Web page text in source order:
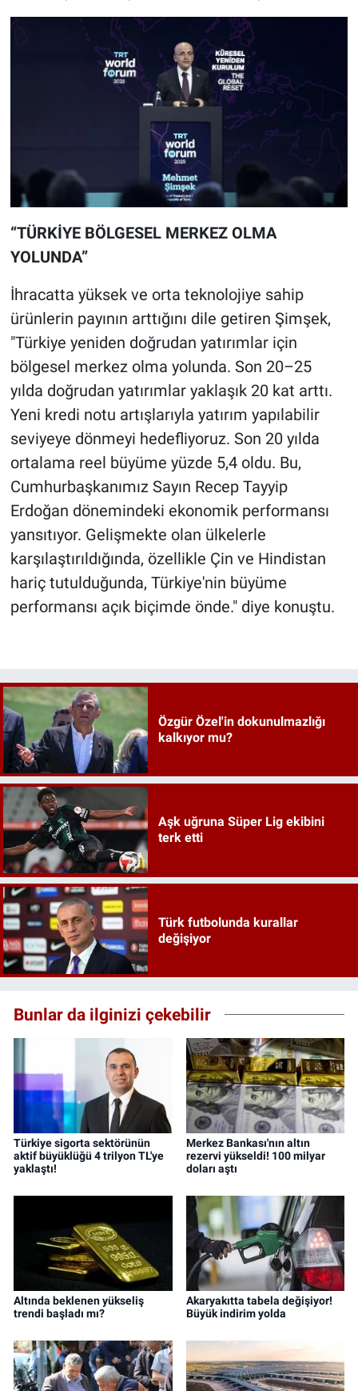
“TÜRKİYE BÖLGESEL MERKEZ OLMA
YOLUNDA”
İhracatta yüksek ve orta teknolojiye sahip
ürünlerin payının arttığını dile getiren Şimşek,
"Türkiye yeniden doğrudan yatırımlar için
bölgesel merkez olma yolunda. Son 20–25
yılda doğrudan yatırımlar yaklaşık 20 kat arttı.
Yeni kredi notu artışlarıyla yatırım yapılabilir
seviyeye dönmeyi hedefliyoruz. Son 20 yılda
ortalama reel büyüme yüzde 5,4 oldu. Bu,
Cumhurbaşkanımız Sayın Recep Tayyip
Erdoğan dönemindeki ekonomik performansı
yansıtıyor. Gelişmekte olan ülkelerle
karşılaştırıldığında, özellikle Çin ve Hindistan
hariç tutulduğunda, Türkiye'nin büyüme
performansı açık biçimde önde." diye konuştu.
Özgür Özel'in dokunulmazlığı
kalkıyor mu?
Aşk uğruna Süper Lig ekibini
terk etti
Türk futbolunda kurallar
değişiyor
Bunlar da ilginizi çekebilir
Türkiye sigorta sektörünün
aktif büyüklüğü 4 trilyon TL'ye
yaklaştı!
Merkez Bankası'nın altın
rezervi yükseldi! 100 milyar
doları aştı
Altında beklenen yükseliş
trendi başladı mı?
Akaryakıtta tabela değişiyor!
Büyük indirim yolda